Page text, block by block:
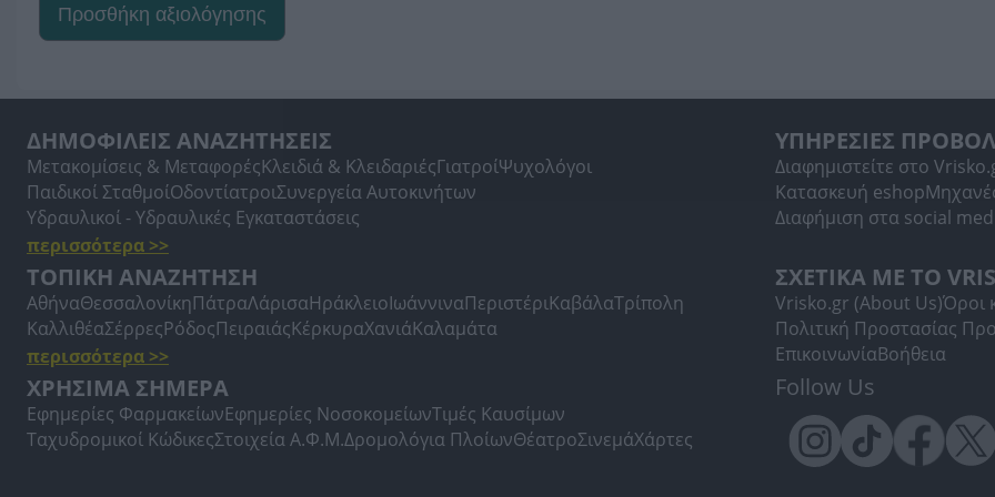
Προσθήκη αξιολόγησης
ΔΗΜΟΦΙΛΕΙΣ ΑΝΑΖΗΤΗΣΕΙΣ
Μετακομίσεις & ΜεταφορέςΚλειδιά & ΚλειδαριέςΓιατροίΨυχολόγοι
Παιδικοί ΣταθμοίΟδοντίατροιΣυνεργεία Αυτοκινήτων
Υδραυλικοί - Υδραυλικές Εγκαταστάσεις
περισσότερα >>
ΥΠΗΡΕΣΙΕΣ
Διαφημιστείτε στο
Κατασκευή eshop
Διαφήμιση στα social
ΤΟΠΙΚΗ ΑΝΑΖΗΤΗΣΗ
ΑθήναΘεσσαλονίκηΠάτραΛάρισαΗράκλειοΙωάννιναΠεριστέριΚαβάλαΤρίπολη
ΚαλλιθέαΣέρρεςΡόδοςΠειραιάςΚέρκυραΧανιάΚαλαμάτα
περισσότερα >>
ΣΧΕΤΙΚΑ ΜΕ ΤΟ
Vrisko.gr (About Us)Όροι
Πολιτική Προστασίας
ΕπικοινωνίαΒοήθεια
ΧΡΗΣΙΜΑ ΣΗΜΕΡΑ
Εφημερίες ΦαρμακείωνΕφημερίες ΝοσοκομείωνΤιμές Καυσίμων
Ταχυδρομικοί ΚώδικεςΣτοιχεία Α.Φ.Μ.Δρομολόγια ΠλοίωνΘέατροΣινεμάΧάρτες
Follow Us